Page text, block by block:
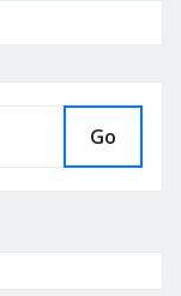
Go